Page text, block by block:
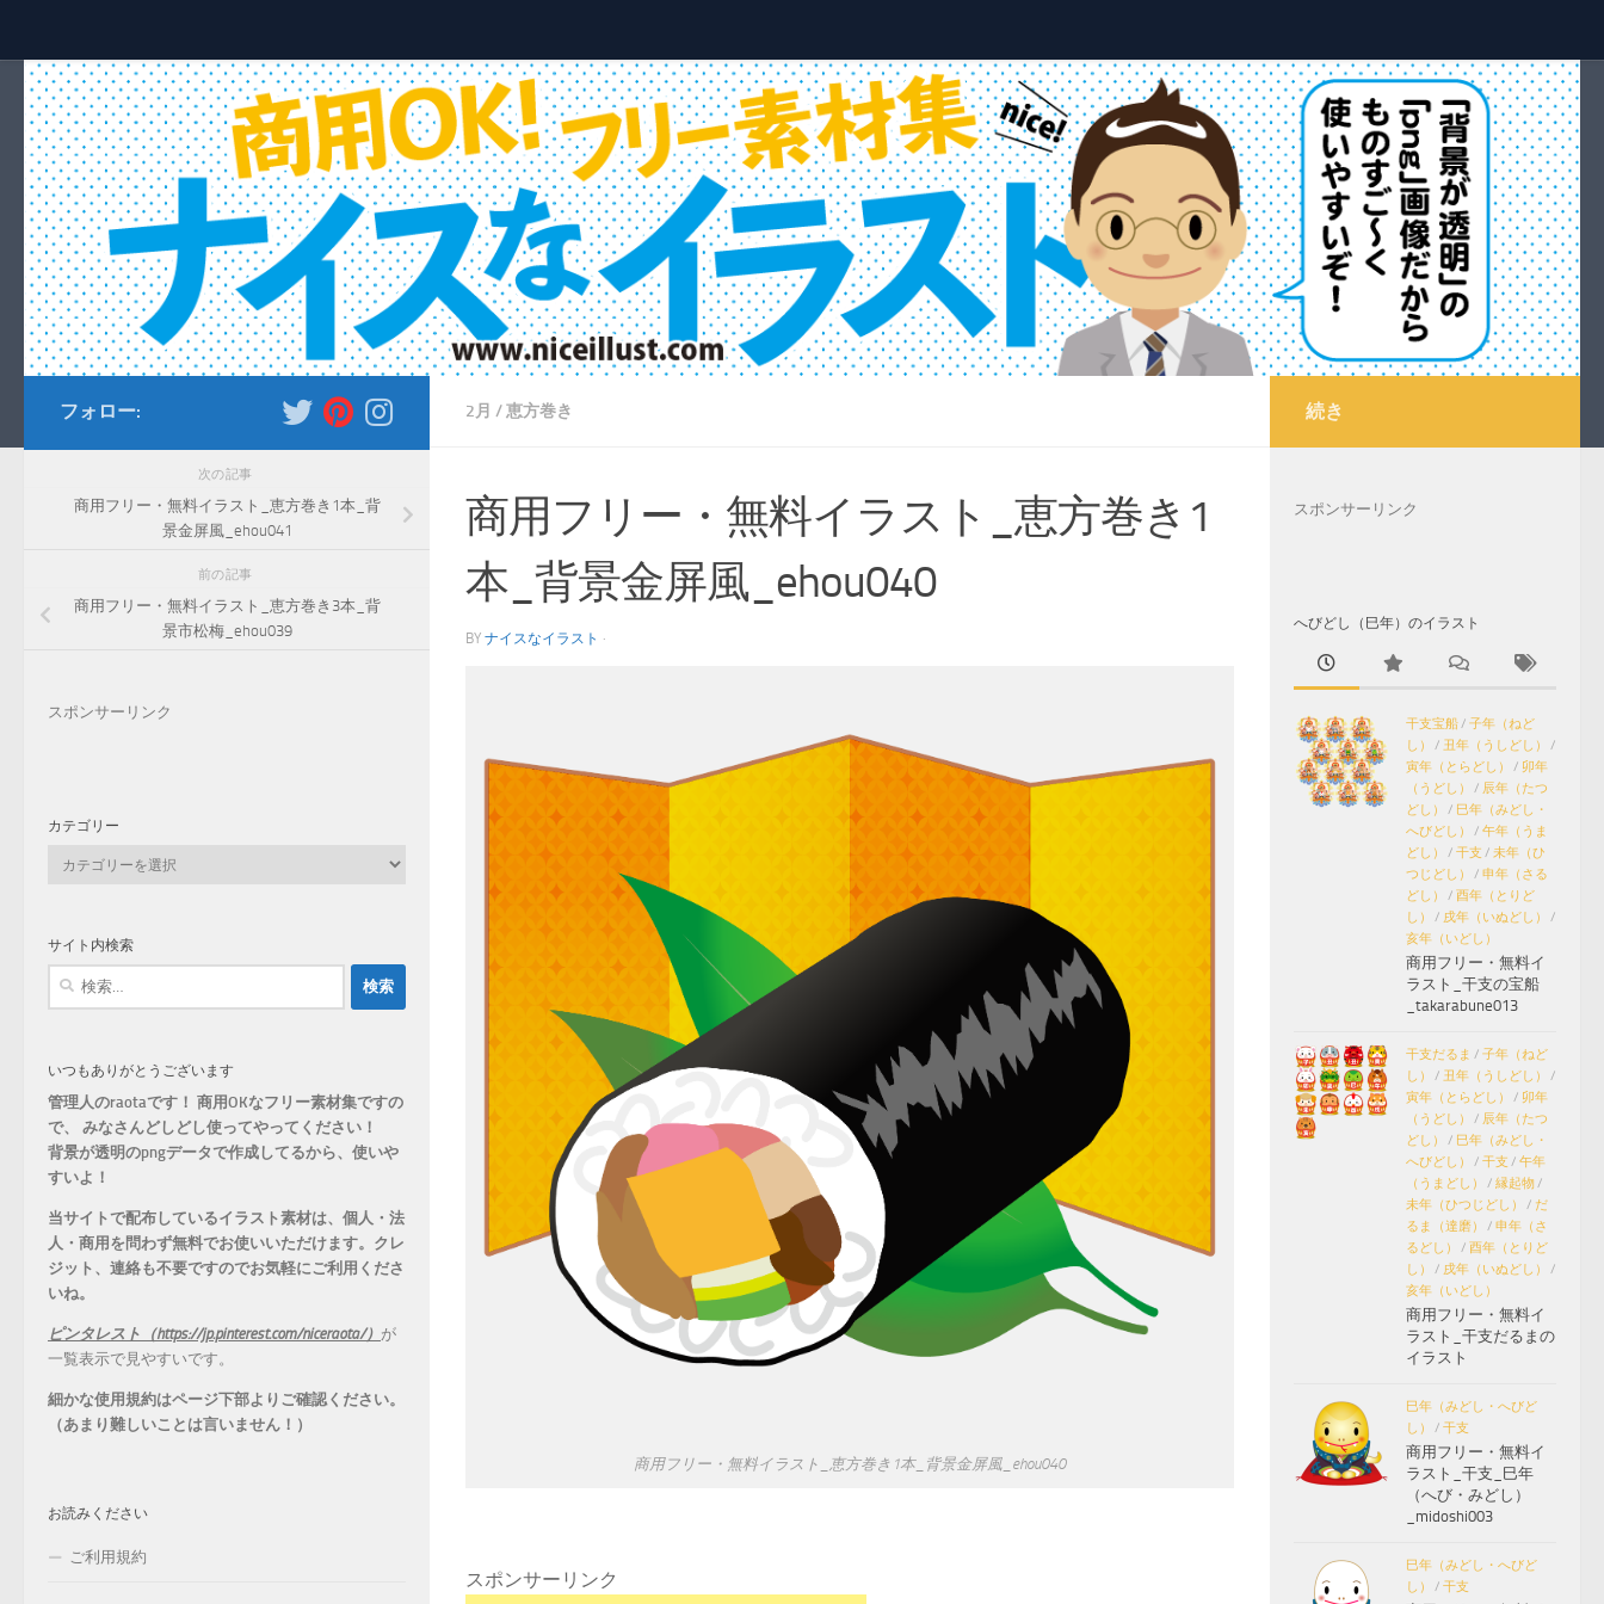
2月 /恵方巻き
商用フリー・無料イラスト_恵方巻き1
本_背景金屏風_ehou040
BY ナイスなイラスト ·
商用フリー・無料イラスト_恵方巻き1本_背景金屏風_ehou040
スポンサーリンク
フォロー:
次の記事
商用フリー・無料イラスト_恵方巻き1本_背
景金屏風_ehou041
前の記事
商用フリー・無料イラスト_恵方巻き3本_背
景市松梅_ehou039
スポンサーリンク
カテゴリー
ー
サイト内検索
いつもありがとうございます
管理人のraotaです！ 商用OKなフリー素材集ですの
で、 みなさんどしどし使ってやってください！
背景が透明のpngデータで作成してるから、 使いや
すいよ！
当サイトで配布しているイラスト素材は、個人・法
人・商用を問わず無料でお使いいただけます。 クレ
ジット、連絡も不要ですのでお気軽にご利用くださ
いね。
ピンタレスト（https://jp.pinterest.com/niceraota/） が
一覧表示で見やすいです。
細かな使用規約はページ下部よりご確認ください。
（あまり難しいことは言いません！）
お読みください
ご利用規約
続き
スポンサーリンク
へびどし（巳年）のイラスト
干支宝船/ 子年（ねど
し）
/ 丑年（うしどし）
/
寅年（とらどし）
/ 卯年
（うどし）
/ 辰年（たつ
どし）
/ 巳年（みどし・
へびどし）
/ 午年（うま
どし）
/ 干支 / 未年（ひ
つじどし）
/ 申年（さる
どし）
/ 酉年（とりど
し）
/ 戌年（いぬどし）
/
亥年（いどし）
商用フリー・無料イ
ラスト_干支の宝船
_takarabune013
干支だるま / 子年（ねど
し）
/ 丑年（うしどし）
/
寅年（とらどし）
/ 卯年
（うどし）
/ 辰年（たつ
どし）
/ 巳年（みどし・
へびどし）
/ 干支 / 午年
（うまどし）
/ 縁起物/
未年（ひつじどし）
/ だ
るま（達磨）
/ 申年（さ
るどし）
/ 酉年（とりど
し）
/ 戌年（いぬどし）
/
亥年（いどし）
商用フリー・無料イ
ラスト_干支だるまの
イラスト
巳年（みどし・へびど
し）
/ 干支
商用フリー・無料イ
ラスト_干支_巳年
（へび・みどし）
_midoshi003
巳年（みどし・へびど
し）
/ 干支